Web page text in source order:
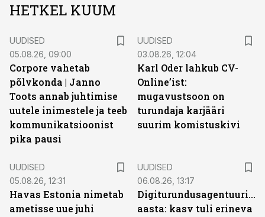
HETKEL KUUM
UUDISED
05.08.26, 09:00
Corpore vahetab
põlvkonda | Janno
Toots annab juhtimise
uutele inimestele ja teeb
kommunikatsioonist
pika pausi
UUDISED
03.08.26, 12:04
Karl Oder lahkub CV-
Online’ist:
mugavustsoon on
turundaja karjääri
suurim komistuskivi
UUDISED
05.08.26, 12:31
Havas Estonia nimetab
ametisse uue juhi
UUDISED
06.08.26, 13:17
Digiturundusagentuuride
aasta: kasv tuli erineva